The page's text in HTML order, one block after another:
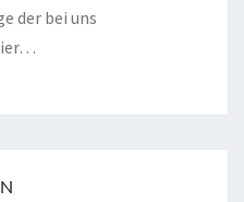
der bei uns